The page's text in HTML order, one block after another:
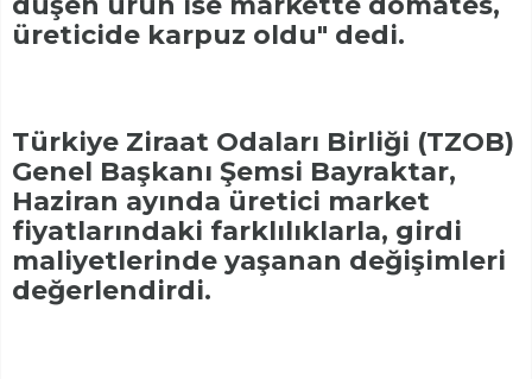
üreticide karpuz oldu" dedi.
Türkiye Ziraat Odaları Birliği (TZOB)
Genel Başkanı Şemsi Bayraktar,
Haziran ayında üretici market
fiyatlarındaki farklılıklarla, girdi
maliyetlerinde yaşanan değişimleri
değerlendirdi.